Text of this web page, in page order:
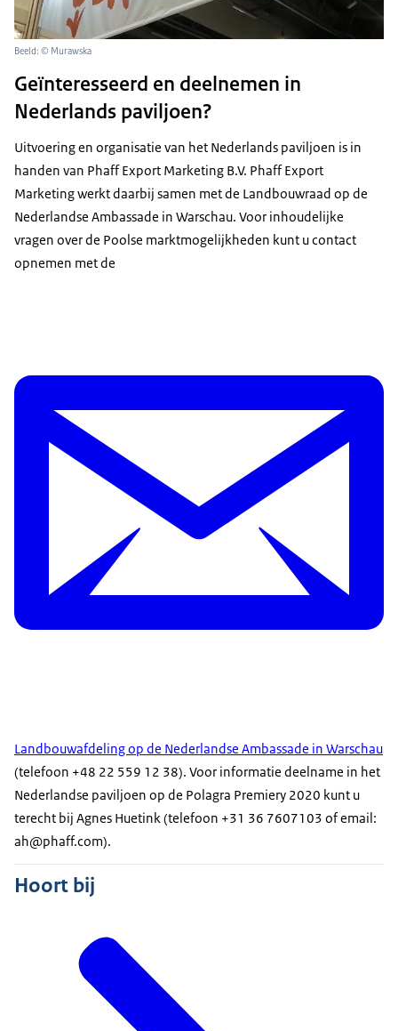
Beeld: © Murawska
Geïnteresseerd en deelnemen in
Nederlands paviljoen?
Uitvoering en organisatie van het Nederlands paviljoen is in
handen van Phaff Export Marketing B.V. Phaff Export
Marketing werkt daarbij samen met de Landbouwraad op de
Nederlandse Ambassade in Warschau. Voor inhoudelijke
vragen over de Poolse marktmogelijkheden kunt u contact
opnemen met de
Landbouwafdeling op de Nederlandse Ambassade in Warschau
(telefoon +48 22 559 12 38). Voor informatie deelname in het
Nederlandse paviljoen op de Polagra Premiery 2020 kunt u
terecht bij Agnes Huetink (telefoon +31 36 7607103 of email:
ah@phaff.com).
Hoort bij